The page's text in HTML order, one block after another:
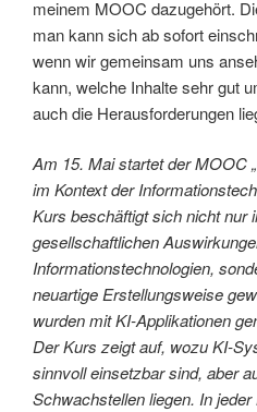
meinem MOOC dazugehört.
man kann sich ab sofort
wenn wir gemeinsam uns
kann, welche Inhalte sehr gut
auch die Herausforderungen
Am 15. Mai startet der MOOC
im Kontext der
Kurs beschäftigt sich nicht nur
gesellschaftlichen
Informationstechnologien,
neuartige Erstellungsweise
wurden mit KI-Applikationen
Der Kurs zeigt auf, wozu KI-
sinnvoll einsetzbar sind, aber
Schwachstellen liegen. In